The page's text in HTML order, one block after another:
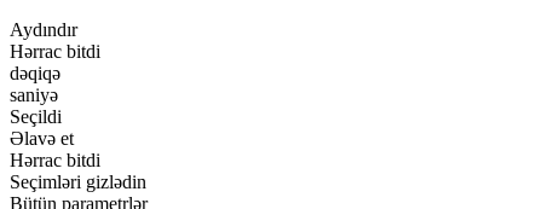
Aydındır
Hərrac bitdi
dəqiqə
saniyə
Seçildi
Əlavə et
Hərrac bitdi
Seçimləri gizlədin
Bütün parametrlər